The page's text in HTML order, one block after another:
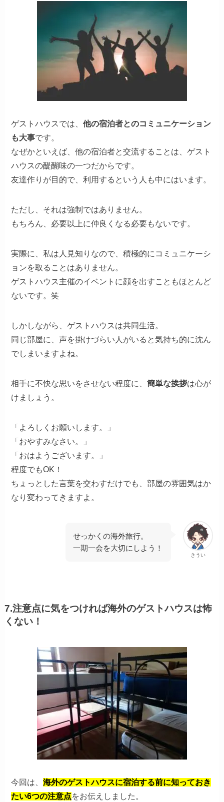
ゲストハウスでは、他の宿泊者とのコミュニケーション
も大事です。
なぜかといえば、他の宿泊者と交流することは、ゲスト
ハウスの醍醐味の一つだからです。
友達作りが目的で、利用するという人も中にはいます。
ただし、それは強制ではありません。
もちろん、必要以上に仲良くなる必要もないです。
実際に、私は人見知りなので、積極的にコミュニケーシ
ョンを取ることはありません。
ゲストハウス主催のイベントに顔を出すこともほとんど
ないです。笑
しかしながら、ゲストハウスは共同生活。
同じ部屋に、声を掛けづらい人がいると気持ち的に沈ん
でしまいますよね。
相手に不快な思いをさせない程度に、簡単な挨拶は心が
けましょう。
「よろしくお願いします。」
「おやすみなさい。」
「おはようございます。」
程度でもOK！
ちょっとした言葉を交わすだけでも、部屋の雰囲気はか
なり変わってきますよ。
きうい
せっかくの海外旅行。
一期一会を大切にしよう！
7.注意点に気をつければ海外のゲストハウスは怖
くない！
今回は、海外のゲストハウスに宿泊する前に知っておき
たい6つの注意点をお伝えしました。